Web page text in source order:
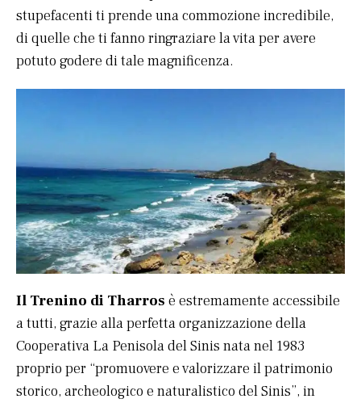
stupefacenti ti prende una commozione incredibile,
di quelle che ti fanno ringraziare la vita per avere
potuto godere di tale magnificenza.
Il Trenino di Tharros è estremamente accessibile
a tutti, grazie alla perfetta organizzazione della
Cooperativa La Penisola del Sinis nata nel 1983
proprio per “promuovere e valorizzare il patrimonio
storico, archeologico e naturalistico del Sinis”, in